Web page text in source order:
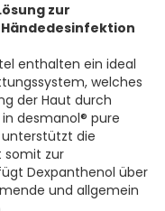
zur
enthalten ein ideal
welches
der Haut durch
desmanol® pure
die
somit zur
Dexpanthenol über
und allgemein